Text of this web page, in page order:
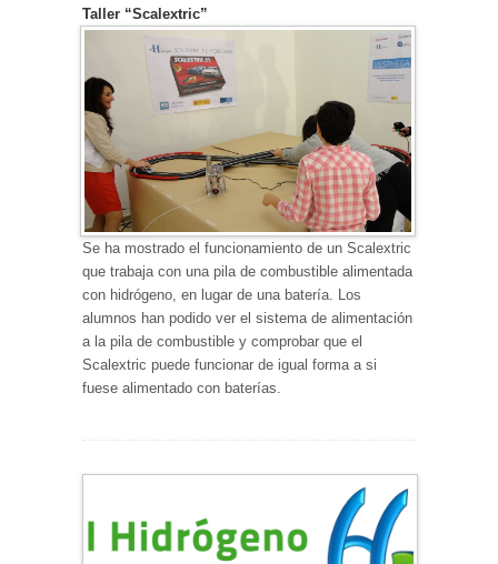
Taller “Scalextric”
Se ha mostrado el funcionamiento de un Scalextric
que trabaja con una pila de combustible alimentada
con hidrógeno, en lugar de una batería. Los
alumnos han podido ver el sistema de alimentación
a la pila de combustible y comprobar que el
Scalextric puede funcionar de igual forma a si
fuese alimentado con baterías.